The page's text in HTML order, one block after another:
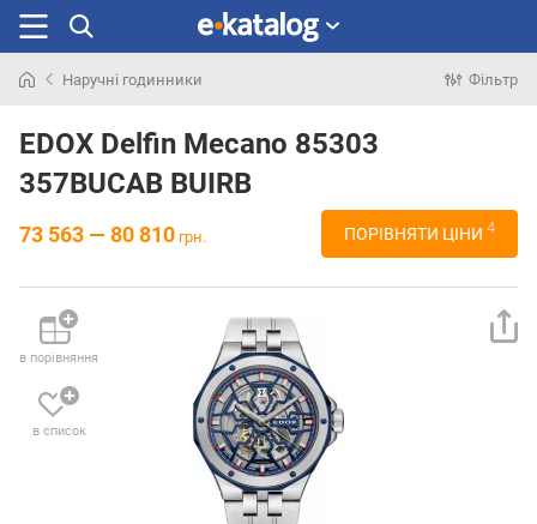
раніше
Наручні годинники Фільтр
EDOX Delfin Mecano 85303
357BUCAB BUIRB
73 563 — 80 810 грн. ПОРІВНЯТИ ЦІНИ 4
в порівняння
в список